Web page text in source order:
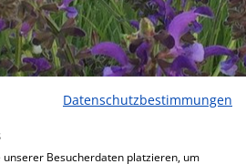
Datenschutzbestimmungen
Besucherdaten platzieren, um